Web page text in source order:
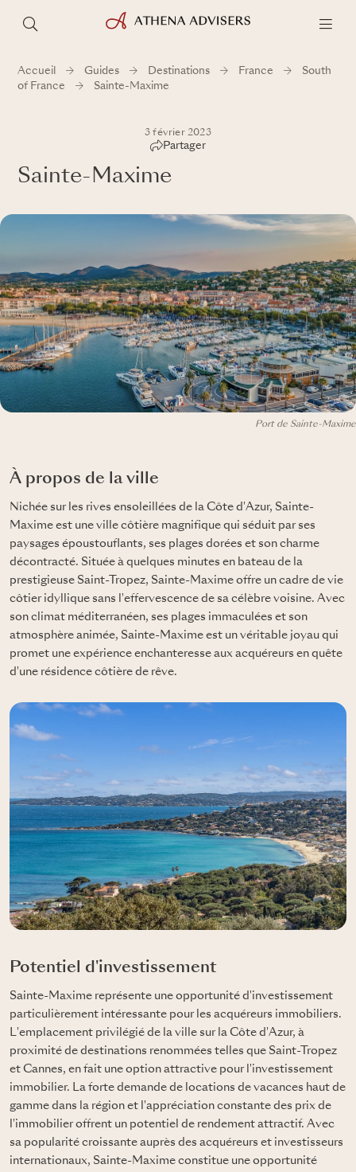
Accueil Guides Destinations France
South
of France
Sainte-Maxime
3 février 2023
Partager
Sainte-Maxime
Port de Sainte-Maxime
À propos de la ville
Nichée sur les rives ensoleillées de la Côte d'Azur, Sainte-
Maxime est une ville côtière magnifique qui séduit par ses
paysages époustouflants, ses plages dorées et son charme
décontracté. Située à quelques minutes en bateau de la
prestigieuse Saint-Tropez, Sainte-Maxime offre un cadre de vie
côtier idyllique sans l'effervescence de sa célèbre voisine. Avec
son climat méditerranéen, ses plages immaculées et son
atmosphère animée, Sainte-Maxime est un véritable joyau qui
promet une expérience enchanteresse aux acquéreurs en quête
d'une résidence côtière de rêve.
Potentiel d'investissement
Sainte-Maxime représente une opportunité d'investissement
particulièrement intéressante pour les acquéreurs immobiliers.
L'emplacement privilégié de la ville sur la Côte d'Azur, à
proximité de destinations renommées telles que Saint-Tropez
et Cannes, en fait une option attractive pour l'investissement
immobilier. La forte demande de locations de vacances haut de
gamme dans la région et l'appréciation constante des prix de
l'immobilier offrent un potentiel de rendement attractif. Avec
sa popularité croissante auprès des acquéreurs et investisseurs
internationaux, Sainte-Maxime constitue une opportunité